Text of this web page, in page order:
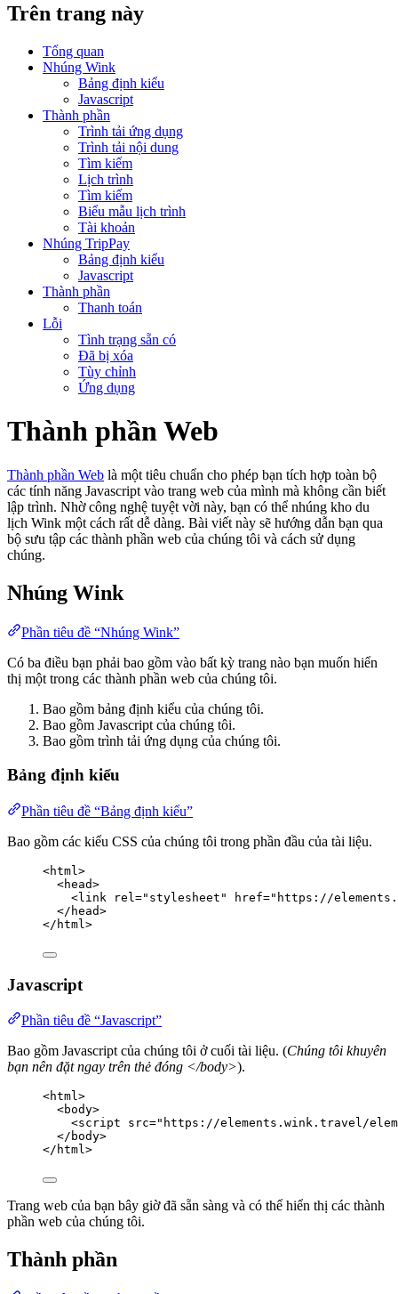
Trên trang này
Tổng quan
Nhúng Wink
Bảng định kiểu
Javascript
Thành phần
Trình tải ứng dụng
Trình tải nội dung
Tìm kiếm
Lịch trình
Tìm kiếm
Biểu mẫu lịch trình
Tài khoản
Nhúng TripPay
Bảng định kiểu
Javascript
Thành phần
Thanh toán
Lỗi
Tình trạng sẵn có
Đã bị xóa
Tùy chỉnh
Ứng dụng
Thành phần Web
Thành phần Web là một tiêu chuẩn cho phép bạn tích hợp toàn bộ
các tính năng Javascript vào trang web của mình mà không cần biết
lập trình. Nhờ công nghệ tuyệt vời này, bạn có thể nhúng kho du
lịch Wink một cách rất dễ dàng. Bài viết này sẽ hướng dẫn bạn qua
bộ sưu tập các thành phần web của chúng tôi và cách sử dụng
chúng.
Nhúng Wink
Phần tiêu đề “Nhúng Wink”
Có ba điều bạn phải bao gồm vào bất kỳ trang nào bạn muốn hiển
thị một trong các thành phần web của chúng tôi.
Bao gồm bảng định kiểu của chúng tôi.
Bao gồm Javascript của chúng tôi.
Bao gồm trình tải ứng dụng của chúng tôi.
Bảng định kiểu
Phần tiêu đề “Bảng định kiểu”
Bao gồm các kiểu CSS của chúng tôi trong phần đầu của tài liệu.
<html >
<head>
<link rel =" stylesheet " href=" https://
</ head>
</ html >
Javascript
Phần tiêu đề “Javascript”
Bao gồm Javascript của chúng tôi ở cuối tài liệu. (Chúng tôi khuyên
bạn nên đặt ngay trên thẻ đóng </body>).
<html>
<body>
<script src=" https://elements.wink.travel/
</ body>
</ html>
Trang web của bạn bây giờ đã sẵn sàng và có thể hiển thị các thành
phần web của chúng tôi.
Thành phần